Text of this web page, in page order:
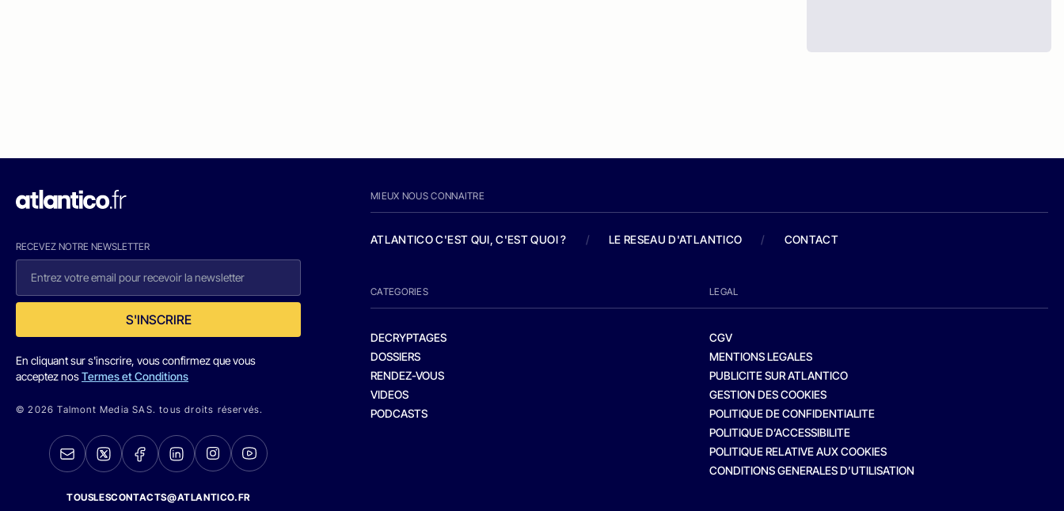
RECEVEZ NOTRE NEWSLETTER
S'INSCRIRE
En cliquant sur s'inscrire, vous confirmez que vous
acceptez nosTermes et Conditions
© 2026 Talmont Media SAS. tous droits réservés.
TOUSLESCONTACTS@ATLANTICO.FR
MIEUX NOUS CONNAITRE
ATLANTICO C'EST QUI, C'EST QUOI ? / LE RESEAU D'ATLANTICO / CONTACT
CATEGORIES
DECRYPTAGES
DOSSIERS
RENDEZ-VOUS
VIDEOS
PODCASTS
LEGAL
CGV
MENTIONS LEGALES
PUBLICITE SUR ATLANTICO
GESTION DES COOKIES
POLITIQUE DE CONFIDENTIALITE
POLITIQUE D’ACCESSIBILITE
POLITIQUE RELATIVE AUX COOKIES
CONDITIONS GENERALES D’UTILISATION